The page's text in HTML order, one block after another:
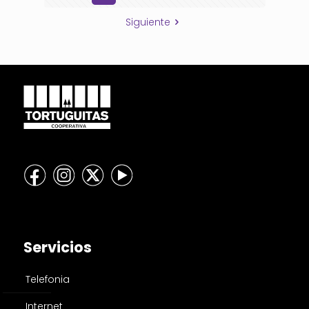
Siguiente
Servicios
Telefonia
Internet